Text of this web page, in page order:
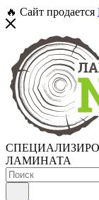
🔥 Сайт продается
ЛАМИНАТА